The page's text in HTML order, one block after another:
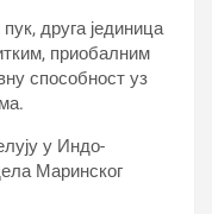
друга јединица
приобалним
способност уз
у Индо-
Маринског